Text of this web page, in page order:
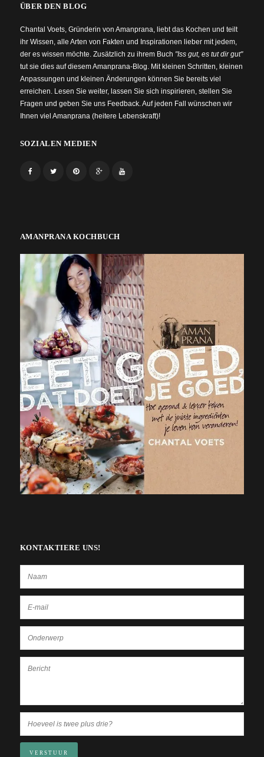
ÜBER DEN BLOG
Chantal Voets, Gründerin von Amanprana, liebt das Kochen und teilt
ihr Wissen, alle Arten von Fakten und Inspirationen lieber mit jedem,
der es wissen möchte. Zusätzlich zu ihrem Buch "Iss gut, es tut dir gut"
tut sie dies auf diesem Amanprana-Blog. Mit kleinen Schritten, kleinen
Anpassungen und kleinen Änderungen können Sie bereits viel
erreichen. Lesen Sie weiter, lassen Sie sich inspirieren, stellen Sie
Fragen und geben Sie uns Feedback. Auf jeden Fall wünschen wir
Ihnen viel Amanprana (heitere Lebenskraft)!
SOZIALEN MEDIEN
AMANPRANA KOCHBUCH
KONTAKTIERE UNS!
VERSTUUR